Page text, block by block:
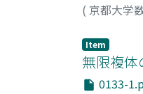
( 京都大学
Item
無限複体
0133-